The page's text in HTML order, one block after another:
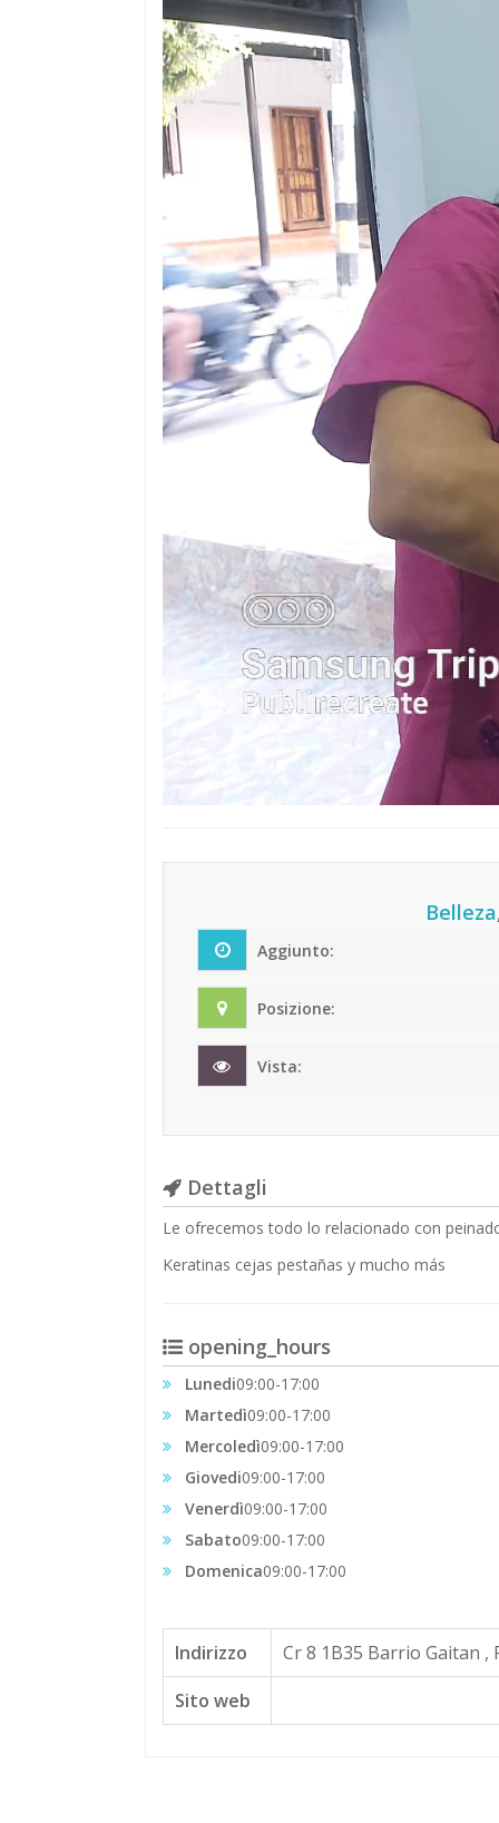
Belleza
Aggiunto:
Posizione:
Vista:
Dettagli
Le ofrecemos todo lo relacionado con
Keratinas cejas pestañas y mucho más
opening_hours
Lunedi09:00-17:00
Martedì09:00-17:00
Mercoledì09:00-17:00
Giovedi09:00-17:00
Venerdì09:00-17:00
Sabato09:00-17:00
Domenica09:00-17:00
Indirizzo
Cr 8 1B35 Barrio Gaitan
Sito web